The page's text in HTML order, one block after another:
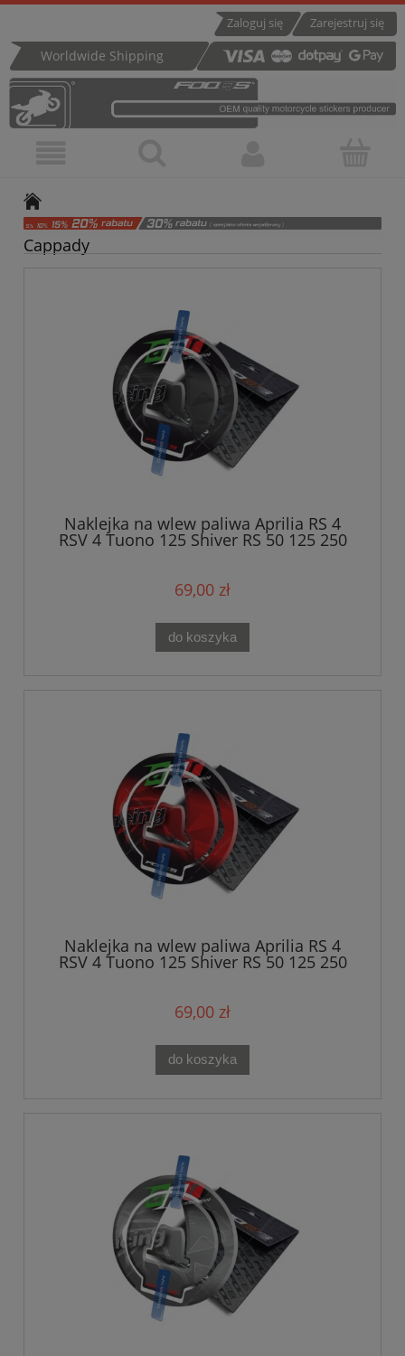
Zarejestruj się
Zaloguj się
Worldwide Shipping
Cappady
Naklejka na wlew paliwa Aprilia RS 4
RSV 4 Tuono 125 Shiver RS 50 125 250
69,00 zł
do koszyka
Naklejka na wlew paliwa Aprilia RS 4
RSV 4 Tuono 125 Shiver RS 50 125 250
69,00 zł
do koszyka